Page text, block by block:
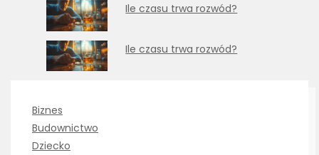
Ile czasu trwa rozwód?
Ile czasu trwa rozwód?
Biznes
Budownictwo
Dziecko